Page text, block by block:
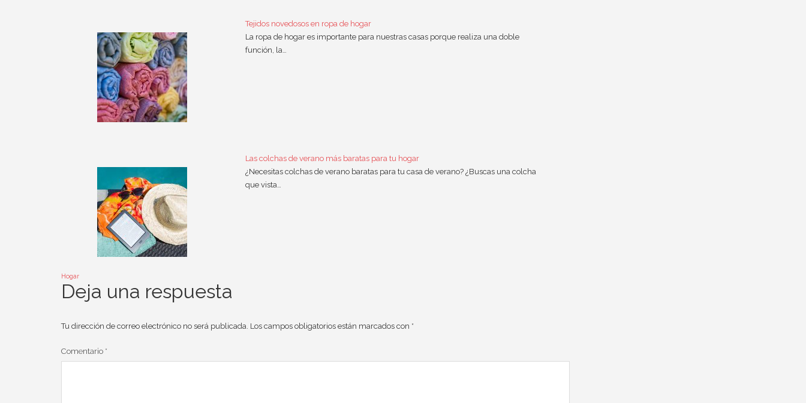
Tejidos novedosos en ropa de hogar
La ropa de hogar es importante para nuestras casas porque realiza una doble
función, la…
Las colchas de verano más baratas para tu hogar
¿Necesitas colchas de verano baratas para tu casa de verano? ¿Buscas una colcha
que vista…
Hogar
Deja una respuesta
Tu dirección de correo electrónico no será publicada. Los campos obligatorios están marcados con *
Comentario *